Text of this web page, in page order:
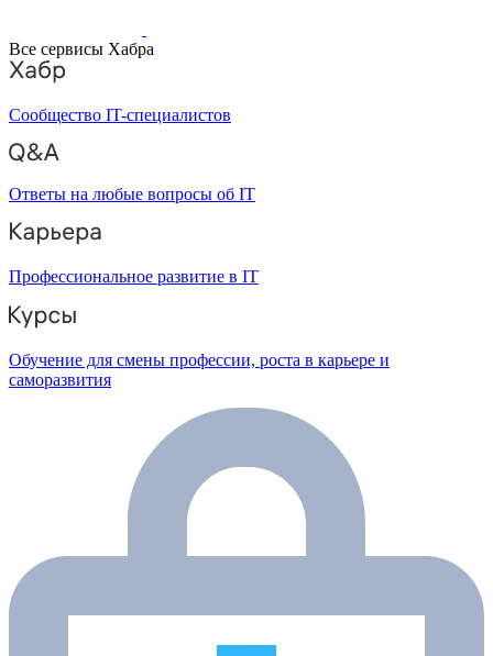
Все сервисы Хабра
Сообщество IT-специалистов
Ответы на любые вопросы об IT
Профессиональное развитие в IT
Обучение для смены профессии, роста в карьере и
саморазвития